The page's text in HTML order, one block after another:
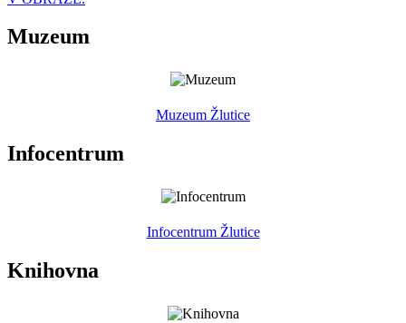
Muzeum
Muzeum Žlutice
Infocentrum
Infocentrum Žlutice
Knihovna